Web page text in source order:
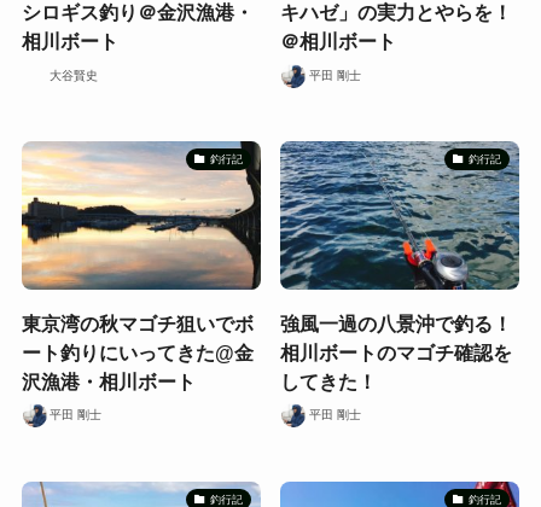
シロギス釣り＠金沢漁港・
相川ボート
大谷賢史
キハゼ」の実力とやらを！
＠相川ボート
平田 剛士
釣行記
東京湾の秋マゴチ狙いでボ
ート釣りにいってきた@金
沢漁港・相川ボート
平田 剛士
釣行記
強風一過の八景沖で釣る！
相川ボートのマゴチ確認を
してきた！
平田 剛士
釣行記 釣行記